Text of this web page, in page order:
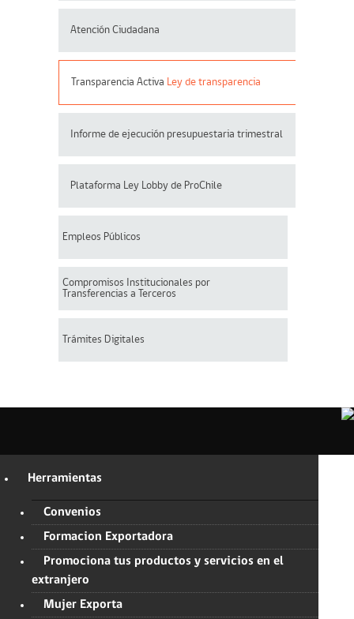
Atención Ciudadana
Transparencia Activa Ley de transparencia
Informe de ejecución presupuestaria trimestral
Plataforma Ley Lobby de ProChile
Empleos Públicos
Compromisos Institucionales por
Transferencias a Terceros
Trámites Digitales
Herramientas
Convenios
Formacion Exportadora
Promociona tus productos y servicios en el
extranjero
Mujer Exporta